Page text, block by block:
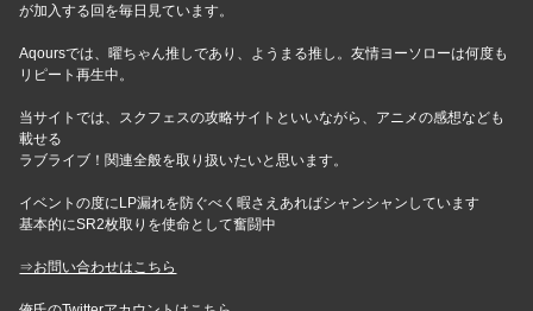
が加入する回を毎日見ています。
Aqoursでは、曜ちゃん推しであり、ようまる推し。友情ヨーソローは何度も
リピート再生中。
当サイトでは、スクフェスの攻略サイトといいながら、アニメの感想なども
載せる
ラブライブ！関連全般を取り扱いたいと思います。
イベントの度にLP漏れを防ぐべく暇さえあればシャンシャンしています
基本的にSR2枚取りを使命として奮闘中
⇒お問い合わせはこちら